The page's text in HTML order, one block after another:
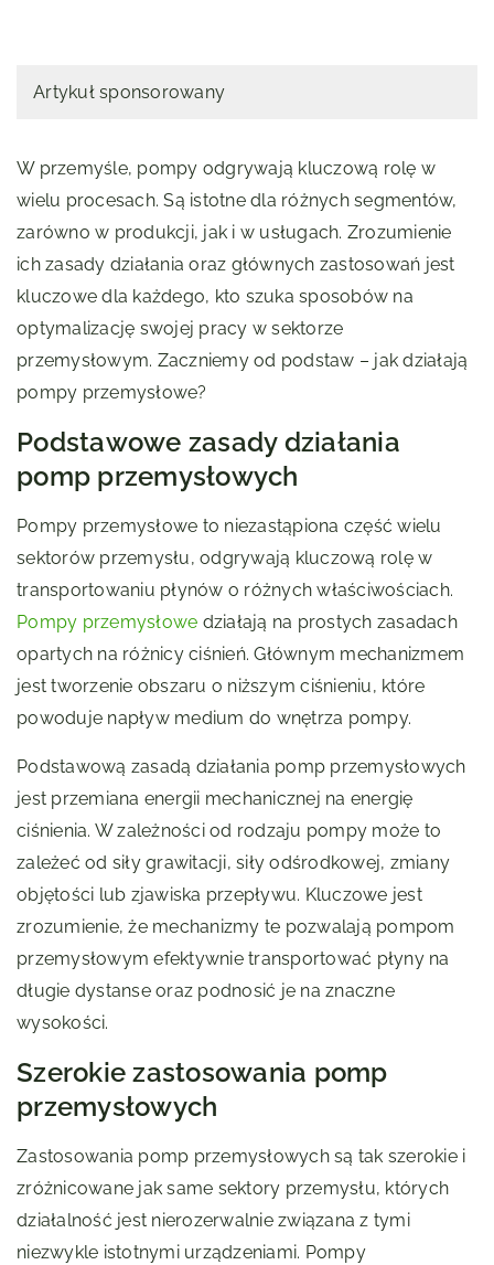
Artykuł sponsorowany
W przemyśle, pompy odgrywają kluczową rolę w
wielu procesach. Są istotne dla różnych segmentów,
zarówno w produkcji, jak i w usługach. Zrozumienie
ich zasady działania oraz głównych zastosowań jest
kluczowe dla każdego, kto szuka sposobów na
optymalizację swojej pracy w sektorze
przemysłowym. Zaczniemy od podstaw – jak działają
pompy przemysłowe?
Podstawowe zasady działania
pomp przemysłowych
Pompy przemysłowe to niezastąpiona część wielu
sektorów przemysłu, odgrywają kluczową rolę w
transportowaniu płynów o różnych właściwościach.
Pompy przemysłowe działają na prostych zasadach
opartych na różnicy ciśnień. Głównym mechanizmem
jest tworzenie obszaru o niższym ciśnieniu, które
powoduje napływ medium do wnętrza pompy.
Podstawową zasadą działania pomp przemysłowych
jest przemiana energii mechanicznej na energię
ciśnienia. W zależności od rodzaju pompy może to
zależeć od siły grawitacji, siły odśrodkowej, zmiany
objętości lub zjawiska przepływu. Kluczowe jest
zrozumienie, że mechanizmy te pozwalają pompom
przemysłowym efektywnie transportować płyny na
długie dystanse oraz podnosić je na znaczne
wysokości.
Szerokie zastosowania pomp
przemysłowych
Zastosowania pomp przemysłowych są tak szerokie i
zróżnicowane jak same sektory przemysłu, których
działalność jest nierozerwalnie związana z tymi
niezwykle istotnymi urządzeniami. Pompy